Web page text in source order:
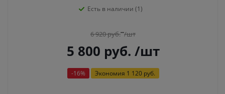
Есть в наличии (1)
6 920руб. /шт
5 800 руб. /шт
-16% Экономия 1 120 руб.